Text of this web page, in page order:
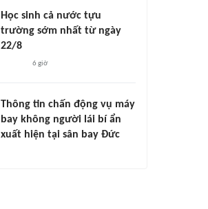
Học sinh cả nước tựu
trường sớm nhất từ ngày
22/8
6 giờ
Thông tin chấn động vụ máy
bay không người lái bí ẩn
xuất hiện tại sân bay Đức